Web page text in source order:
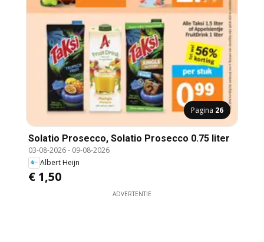
Pagina 26
Solatio Prosecco, Solatio Prosecco 0.75 liter
03-08-2026- 09-08-2026
Albert Heijn
€ 1,50
ADVERTENTIE